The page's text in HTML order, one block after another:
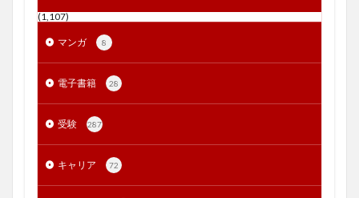
(1,107)
マンガ 8
電子書籍 28
受験 287
キャリア 72